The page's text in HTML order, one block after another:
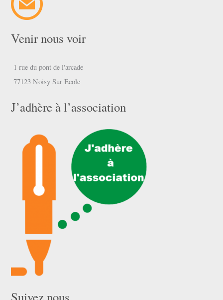
Venir nous voir
1 rue du pont de l'arcade
77123 Noisy Sur Ecole
J’adhère à l’association
Suivez nous …